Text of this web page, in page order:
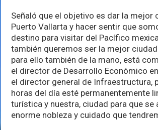
Señaló que el objetivo es dar la mejor
Puerto Vallarta y hacer sentir que
destino para visitar del Pacífico
también queremos ser la mejor
para ello también de la mano, está
el director de Desarrollo Económico
el director general de Infraestructura,
horas del día esté permanentemente
turística y nuestra, ciudad para que se
enorme nobleza y cuidado que